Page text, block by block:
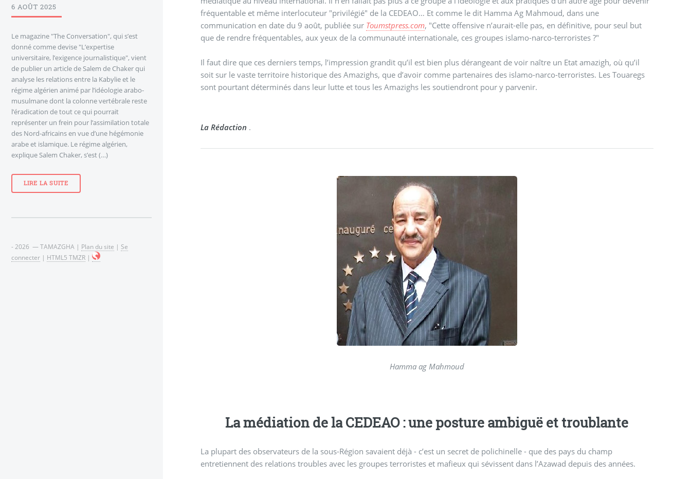
fréquentable et même interlocuteur "privilégié" de la CEDEAO… Et comme le dit Hamma Ag Mahmoud, dans une
communication en date du 9 août, publiée sur Toumstpress.com, "Cette offensive n’aurait-elle pas, en définitive, pour seul but
que de rendre fréquentables, aux yeux de la communauté internationale, ces groupes islamo-narco-terroristes ?"
Il faut dire que ces derniers temps, l’impression grandit qu’il est bien plus dérangeant de voir naître un Etat amazigh, où qu’il
soit sur le vaste territoire historique des Amazighs, que d’avoir comme partenaires des islamo-narco-terroristes. Les Touaregs
sont pourtant déterminés dans leur lutte et tous les Amazighs les soutiendront pour y parvenir.
La Rédaction .
Hamma ag Mahmoud
La médiation de la CEDEAO : une posture ambiguë et troublante
La plupart des observateurs de la sous-Région savaient déjà - c’est un secret de polichinelle - que des pays du champ
entretiennent des relations troubles avec les groupes terroristes et mafieux qui sévissent dans l’Azawad depuis des années.
6 AOÛT 2025
Le magazine "The Conversation", qui s’est
donné comme devise "L’expertise
universitaire, l’exigence journalistique", vient
de publier un article de Salem de Chaker qui
analyse les relations entre la Kabylie et le
régime algérien animé par l’idéologie arabo-
musulmane dont la colonne vertébrale reste
l’éradication de tout ce qui pourrait
représenter un frein pour l’assimilation totale
des Nord-africains en vue d’une hégémonie
arabe et islamique. Le régime algérien,
explique Salem Chaker, s’est (…)
LIRE LA SUITE
- 2026 — TAMAZGHA | Plan du site | Se
connecter | HTML5 TMZR |